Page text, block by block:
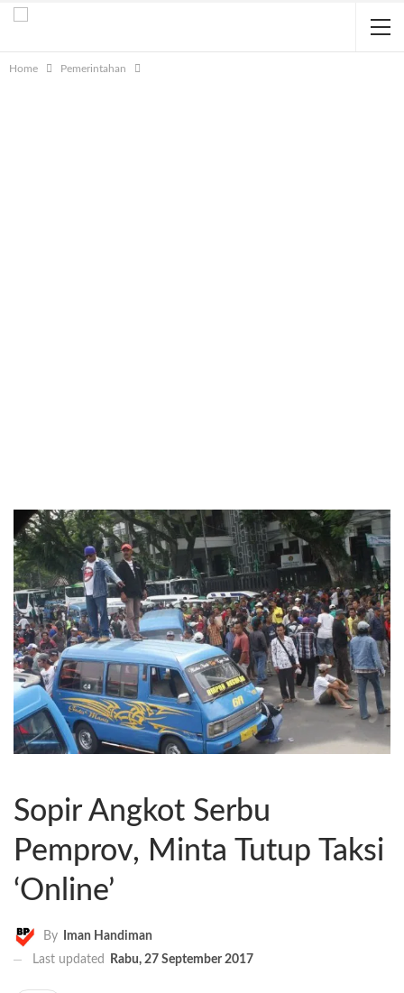
Home Pemerintahan
Sopir Angkot Serbu
Pemprov, Minta Tutup Taksi
‘Online’
By
Iman Handiman
Last updated
Rabu, 27 September 2017